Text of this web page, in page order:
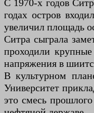
С 1970-х годов
годах остров
увеличил площадь
Ситра сыграла
проходили
напряжения в
В культурном
Университет
это смесь